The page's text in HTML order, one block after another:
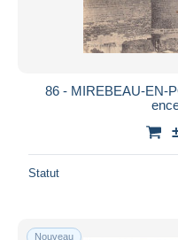
86 - MIREBEAU-EN-
Statut
Nouveau